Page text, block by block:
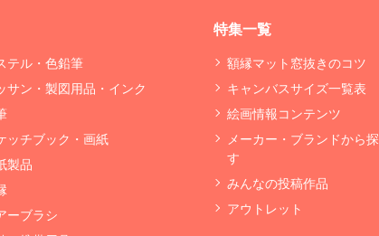
テル・色鉛筆
サン・製図用品・インク
ッチブック・画紙
製品
ーブラシ
特集一覧
額縁マット窓抜きのコツ
キャンバスサイズ一覧表
絵画情報コンテンツ
メーカー・ブランドから探
す
みんなの投稿作品
アウトレット